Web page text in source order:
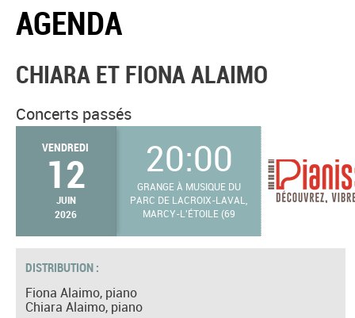
AGENDA
CHIARA ET FIONA ALAIMO
Concerts passés
VENDREDI
12
JUIN
2026
20:00
GRANGE À MUSIQUE DU
PARC DE LACROIX-LAVAL,
MARCY-L'ÉTOILE (69
DISTRIBUTION :
Fiona Alaimo, piano
Chiara Alaimo, piano